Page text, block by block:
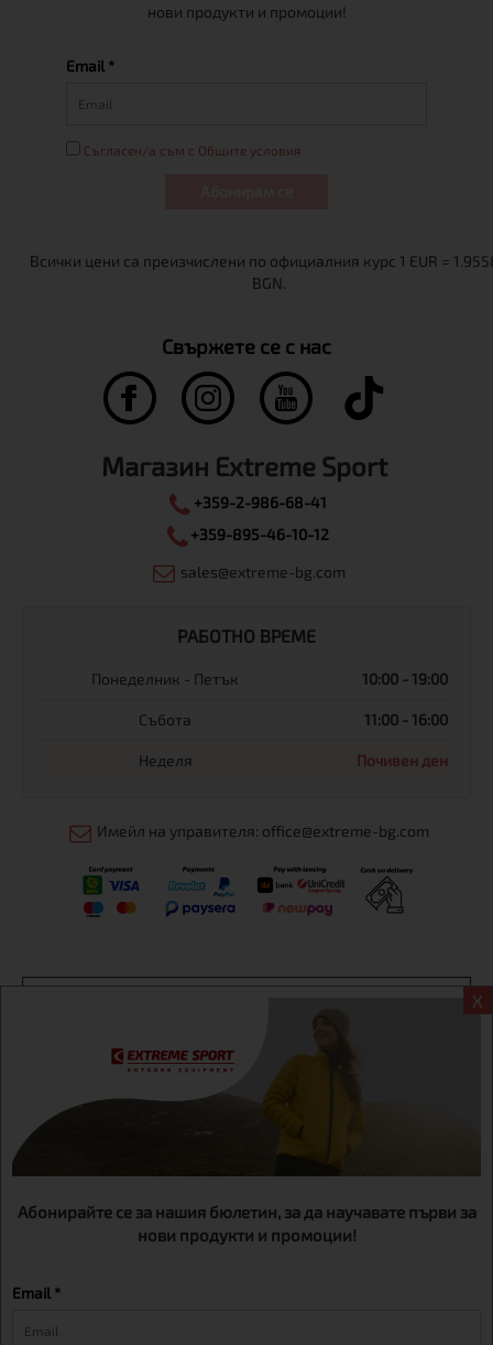
X
Абонирайте се за нашия бюлетин, за да научавате първи за
нови продукти и промоции!
Email *
нови продукти и промоции!
Email *
Съгласен/а съм с Общите условия
Свържете се с нас
Магазин Extreme Sport
+359-2-986-68-41
+359-895-46-10-12
sales@extreme-bg.com
РАБОТНО ВРЕМЕ
Понеделник - Петък 10:00 - 19:00
Събота 11:00 - 16:00
Неделя Почивен ден
Имейл на управителя: office@extreme-bg.com
Екстрем спорт ЕООД, BG131452613, административен адрес
гр. София, Овча купел, ул.692, №12, офис 1, магазини
гр.София,бул. Дондуков 42, тел.:+359 895461012